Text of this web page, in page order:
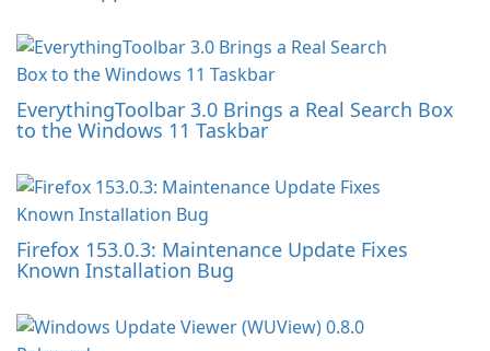
EverythingToolbar 3.0 Brings a Real Search Box
to the Windows 11 Taskbar
Firefox 153.0.3: Maintenance Update Fixes
Known Installation Bug